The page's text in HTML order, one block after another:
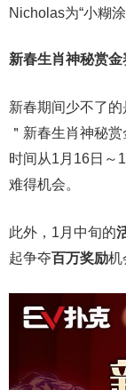
Nicholas为“小糊
新春生肖神秘赏
新春期间少不了
＂新春生肖神秘
时间从1月16日～
难得机会。
此外，1月中旬的
起争夺百万奖励机